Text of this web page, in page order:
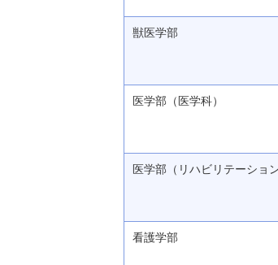
獣医学部
医学部（医学科）
医学部（リハビリテーショ
看護学部